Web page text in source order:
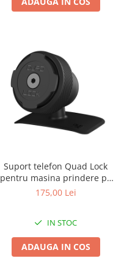
Suport telefon Quad Lock
pentru masina prindere pe
bord
175,00 Lei
IN STOC
ADAUGA IN COS